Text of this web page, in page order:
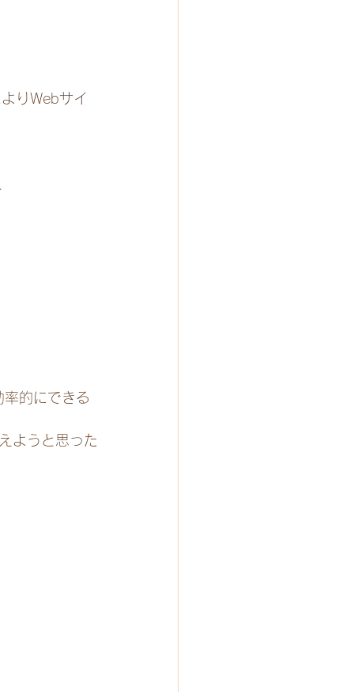
りWebサイ
的にできる
ようと思った